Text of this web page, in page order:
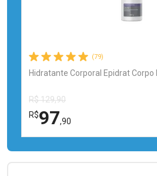
(79)
Hidratante Corporal Epidrat Corpo
R$ 129,90
R$97,90